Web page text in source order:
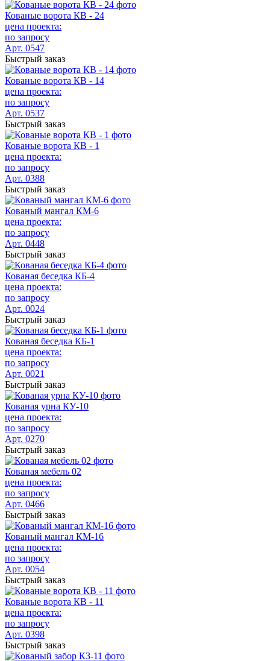
Кованые ворота КВ - 24
цена проекта:
по запросу
Арт. 0547
Быстрый заказ
Кованые ворота КВ - 14
цена проекта:
по запросу
Арт. 0537
Быстрый заказ
Кованые ворота КВ - 1
цена проекта:
по запросу
Арт. 0388
Быстрый заказ
Кованый мангал КМ-6
цена проекта:
по запросу
Арт. 0448
Быстрый заказ
Кованая беседка КБ-4
цена проекта:
по запросу
Арт. 0024
Быстрый заказ
Кованая беседка КБ-1
цена проекта:
по запросу
Арт. 0021
Быстрый заказ
Кованая урна КУ-10
цена проекта:
по запросу
Арт. 0270
Быстрый заказ
Кованая мебель 02
цена проекта:
по запросу
Арт. 0466
Быстрый заказ
Кованый мангал КМ-16
цена проекта:
по запросу
Арт. 0054
Быстрый заказ
Кованые ворота КВ - 11
цена проекта:
по запросу
Арт. 0398
Быстрый заказ